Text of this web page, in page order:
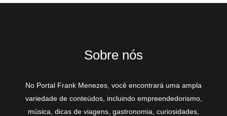
Sobre nós
No Portal Frank Menezes, você encontrará uma ampla
variedade de conteúdos, incluindo empreendedorismo,
música, dicas de viagens, gastronomia, curiosidades,